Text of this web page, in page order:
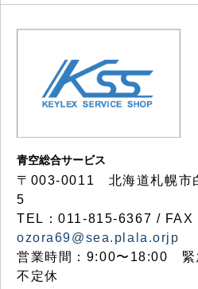
青空総合サービス
〒003-0011 北海道札幌市
5
TEL：011-815-6367 /
ozora69@sea.plala.orjp
営業時間：9:00〜18:00 緊
不定休